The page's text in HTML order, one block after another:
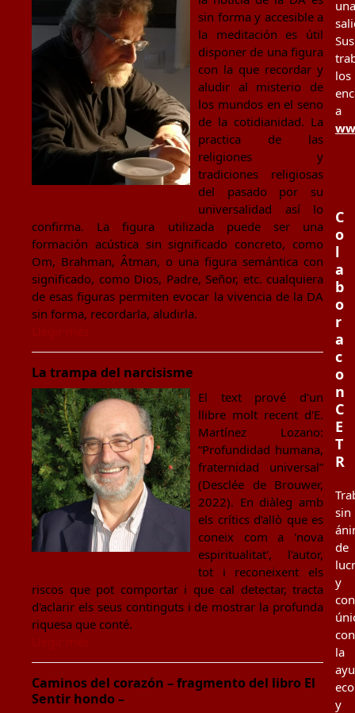
sin forma y accesible a
la meditación es útil
disponer de una figura
con la que recordar y
aludir al misterio de
los mundos en el seno
de la cotidianidad. La
practica de las
religiones y
tradiciones religiosas
del pasado por su
universalidad así lo
confirma. La figura utilizada puede ser una
formación acústica sin significado concreto, como
Om, Brahman, Âtman, o una figura semántica con
significado, como Dios, Padre, Señor, etc. cualquiera
de esas figuras permiten evocar la vivencia de la DA
sin forma, recordarla, aludirla.
La trampa del narcisisme
El text prové d'un
llibre molt recent d'E.
Martínez Lozano:
“Profundidad humana,
fraternidad universal”
(Desclée de Brouwer,
2022). En diàleg amb
els crítics d’allò que es
coneix com a 'nova
espiritualitat', l'autor,
tot i reconeixent els
riscos que pot comportar i que cal detectar, tracta
d'aclarir els seus continguts i de mostrar la profunda
riquesa que conté.
Caminos del corazón – fragmento del libro El
Sentir hondo –
una
Sus
los
a
C
o
l
a
b
o
r
a
c
o
n
C
E
T
R
sin
de
y
con
la
y